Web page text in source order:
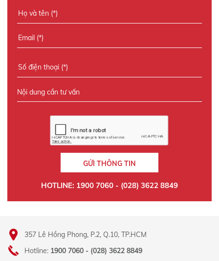
GỬI THÔNG TIN
HOTLINE: 1900 7060 - (028) 3622 8849
357 Lê Hồng Phong, P.2, Q.10, TP.HCM
Hotline: 1900 7060 - (028) 3622 8849